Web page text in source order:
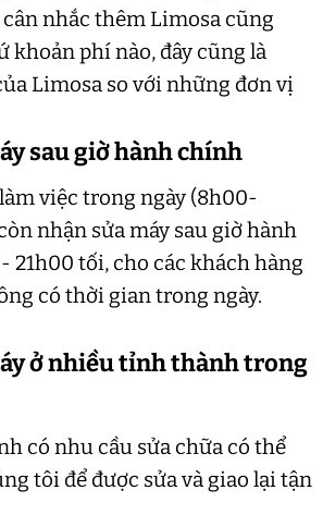
nhắc thêm Limosa cũng
khoản phí nào, đây cũng là
Limosa so với những đơn vị
sau giờ hành chính
việc trong ngày (8h00-
nhận sửa máy sau giờ hành
21h00 tối, cho các khách hàng
có thời gian trong ngày.
ở nhiều tỉnh thành trong
có nhu cầu sửa chữa có thể
tôi để được sửa và giao lại tận